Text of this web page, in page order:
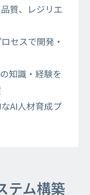
質、レジリエ
セスで開発・
知識・経験を
AI人材育成プ
テム構築